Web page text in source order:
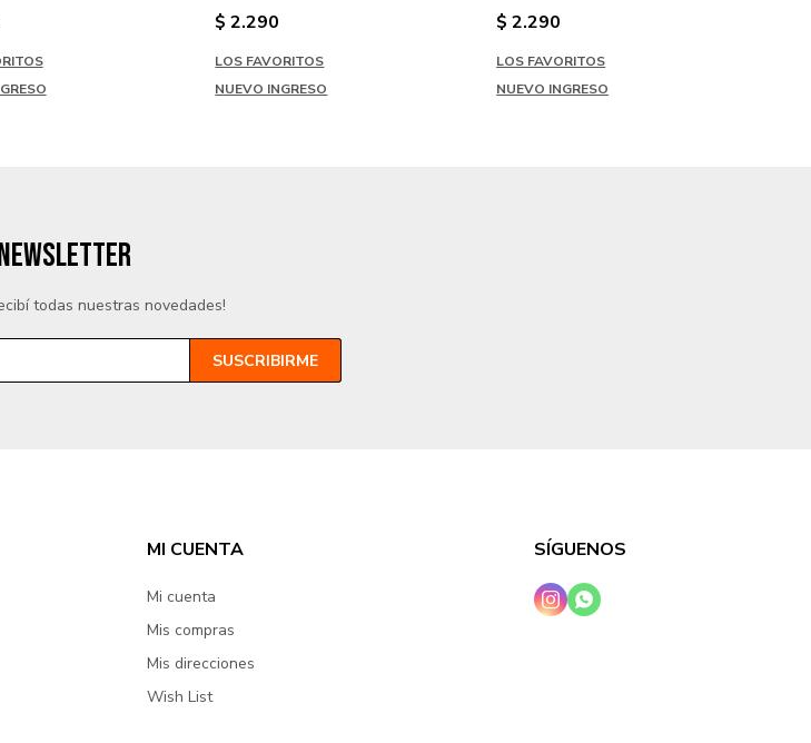
$ 2.290
LOS FAVORITOS
NUEVO INGRESO
$ 2.290
LOS FAVORITOS
NUEVO INGRESO
MI CUENTA
Mi cuenta
Mis compras
Mis direcciones
Wish List
SÍGUENOS
 
todas nuestras novedades!
SUSCRIBIRME